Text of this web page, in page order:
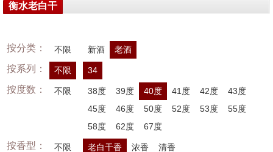
衡水老白干
按分类： 不限 新酒 老酒
按系列： 不限 34
按度数： 不限 38度 39度 40度 41度 42度
43度
45度
46度 50度 52度 53度
55度
58度
62度 67度
按香型： 不限 老白干香 浓香 清香